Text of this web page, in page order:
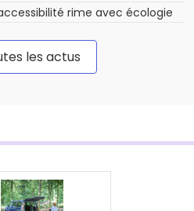
rime avec écologie
les actus